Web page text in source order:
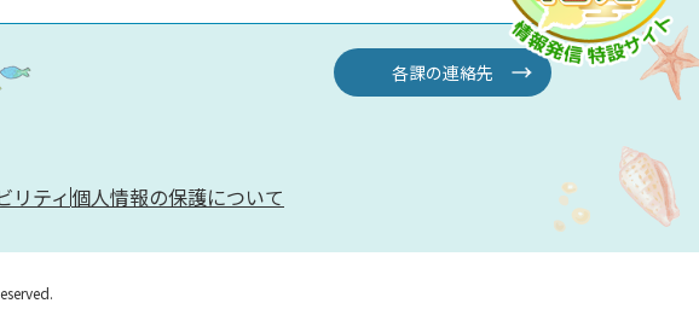
各課の連絡先
リティ 個人情報の保護について